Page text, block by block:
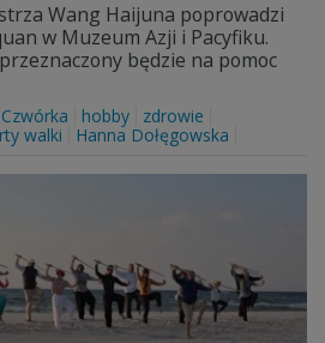
Wang Haijuna poprowadzi
w Muzeum Azji i Pacyfiku.
będzie na pomoc
Czwórka hobby
zdrowie
walki Hanna Dołęgowska